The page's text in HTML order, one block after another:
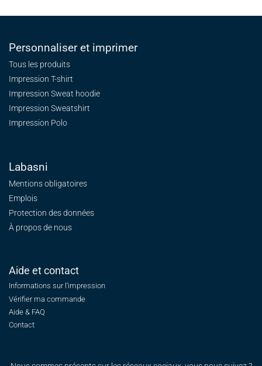
Personnaliser et imprimer
Tous les produits
Impression T-shirt
Impression Sweat hoodie
Impression Sweatshirt
Impression Polo
Labasni
Mentions obligatoires
Emplois
Protection des données
À propos de nous
Aide et contact
Informations sur l'impression
Vérifier ma commande
Aide & FAQ
Contact